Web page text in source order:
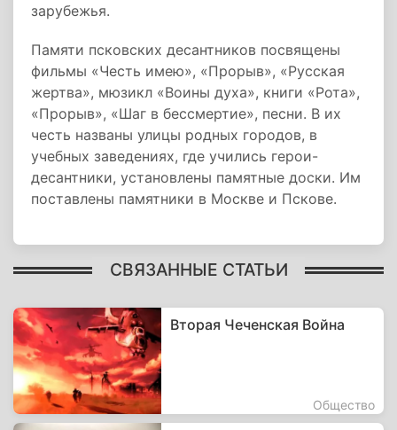
зарубежья.
Памяти псковских десантников посвящены
фильмы «Честь имею», «Прорыв», «Русская
жертва», мюзикл «Воины духа», книги «Рота»,
«Прорыв», «Шаг в бессмертие», песни. В их
честь названы улицы родных городов, в
учебных заведениях, где учились герои-
десантники, установлены памятные доски. Им
поставлены памятники в Москве и Пскове.
СВЯЗАННЫЕ СТАТЬИ
Вторая Чеченская Война
Общество